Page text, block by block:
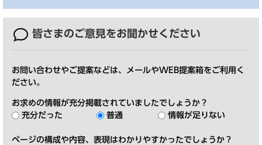
皆さまのご意見をお聞かせください
お問い合わせやご提案などは、メールやWEB提案箱をご利用く
ださい。
お求めの情報が充分掲載されていましたでしょうか？
充分だった
普通 情報が足りない
ページの構成や内容、表現はわかりやすかったでしょうか？